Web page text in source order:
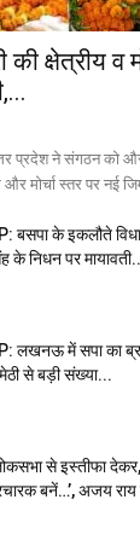
क्षेत्रीय व
प्रदेश ने संगठन
मोर्चा स्तर पर नई
बसपा के इकलौते
के निधन पर
लखनऊ में सपा का
से बड़ी संख्या...
से इस्तीफा
बनें…’, अजय राय